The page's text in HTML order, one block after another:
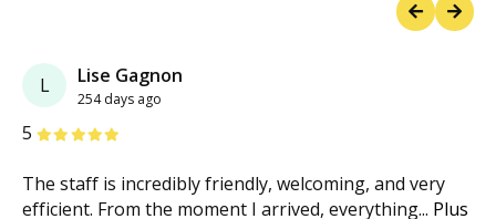
L Lise Gagnon
254 days ago
5 étoiles
The staff is incredibly friendly, welcoming, and very
efficient. From the moment I arrived, everything... Plus
étoiles
étoiles
étoiles
étoiles